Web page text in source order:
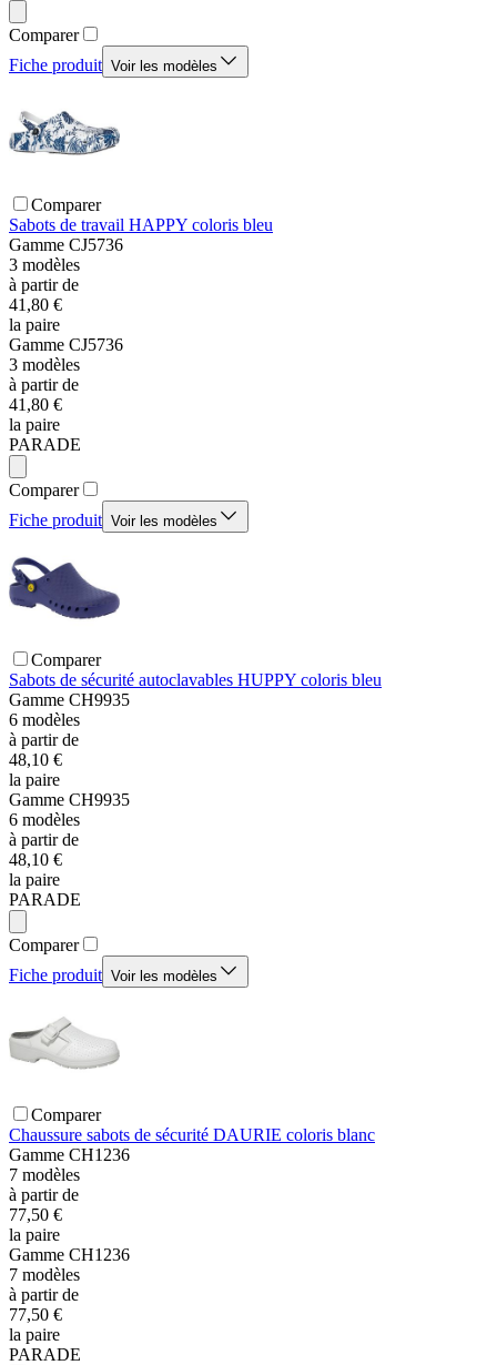
Comparer
Fiche produit Voir les modèles
Comparer
Sabots de travail HAPPY coloris bleu
Gamme CJ5736
3 modèles
à partir de
41,80 €
la paire
Gamme CJ5736
3 modèles
à partir de
41,80 €
la paire
PARADE
Comparer
Fiche produit Voir les modèles
Comparer
Sabots de sécurité autoclavables HUPPY coloris bleu
Gamme CH9935
6 modèles
à partir de
48,10 €
la paire
Gamme CH9935
6 modèles
à partir de
48,10 €
la paire
PARADE
Comparer
Fiche produit Voir les modèles
Comparer
Chaussure sabots de sécurité DAURIE coloris blanc
Gamme CH1236
7 modèles
à partir de
77,50 €
la paire
Gamme CH1236
7 modèles
à partir de
77,50 €
la paire
PARADE